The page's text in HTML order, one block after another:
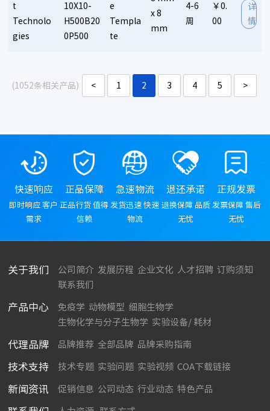
t
Technolo
gies
10X10-
H500B20
0P500
e
Templa
te
x 8
mm
4-6
周
￥0.
00
详
情
(1052条相关产品) < 1 2 3 4 5 >
快速响应
即时响应 客户
需求
正品保障
正品行货 值得
信赖
急速物流
发货迅速 快速
物流
退还承诺
退换保障 品质
无忧
正规发票
发票保障 售后
无忧
关于我们 公司简介 发展历程 企业文化 人才招聘 订购须知
联系我们
产品中心 免疫学 动物模型 细胞生物学
生物化学与分子生物学 实验设备/ 耗材
代理品牌 品牌推荐 全部品牌 品牌采购指南
技术支持 技术专题 实验问题 实验视频 COA下载链接
新闻资讯 促销信息 公司动态 行业动态 特色产品